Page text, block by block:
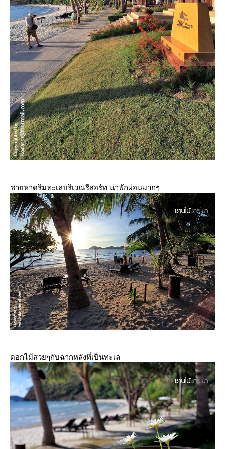
ชายหาดริมทะเลบริเวณรีสอร์ท น่าพักผ่อนมากๆ
ดอกไม้สวยๆกับฉากหลังที่เป็นทะเล